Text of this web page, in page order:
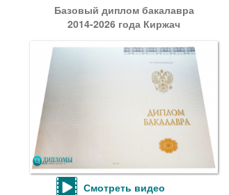
Базовый диплом бакалавра
2014-2026 года Киржач
Смотреть видео